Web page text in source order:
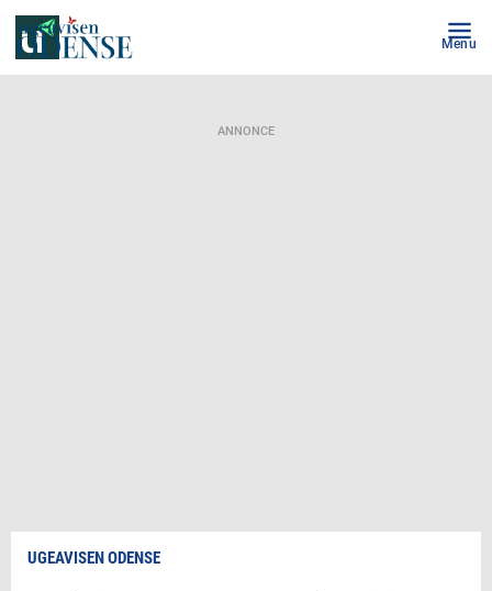
Menu
ANNONCE
UGEAVISEN ODENSE